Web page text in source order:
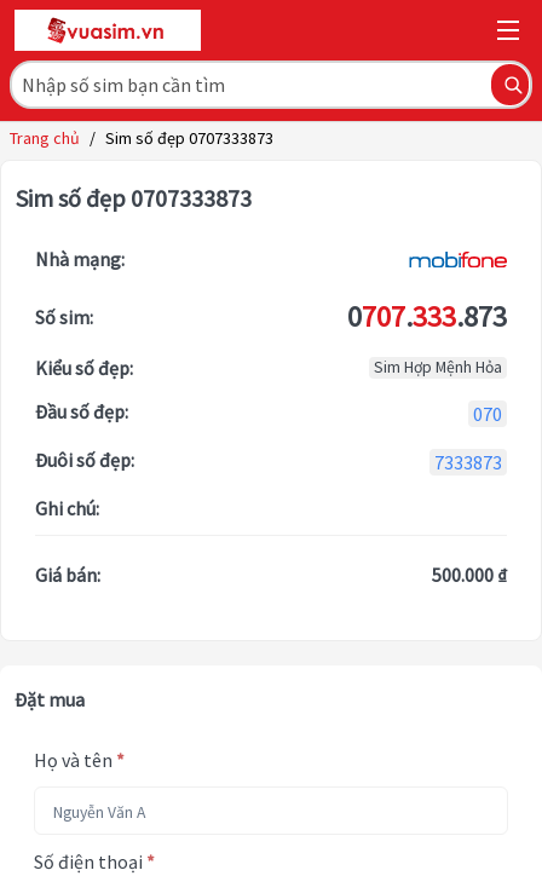
Trang chủ / Sim số đẹp 0707333873
Sim số đẹp 0707333873
Nhà mạng:
Số sim: 0707.333.873
Kiểu số đẹp: Sim Hợp Mệnh Hỏa
Đầu số đẹp:
070
Đuôi số đẹp:
7333873
Ghi chú:
Giá bán: 500.000 ₫
Đặt mua
Họ và tên *
Số điện thoại *